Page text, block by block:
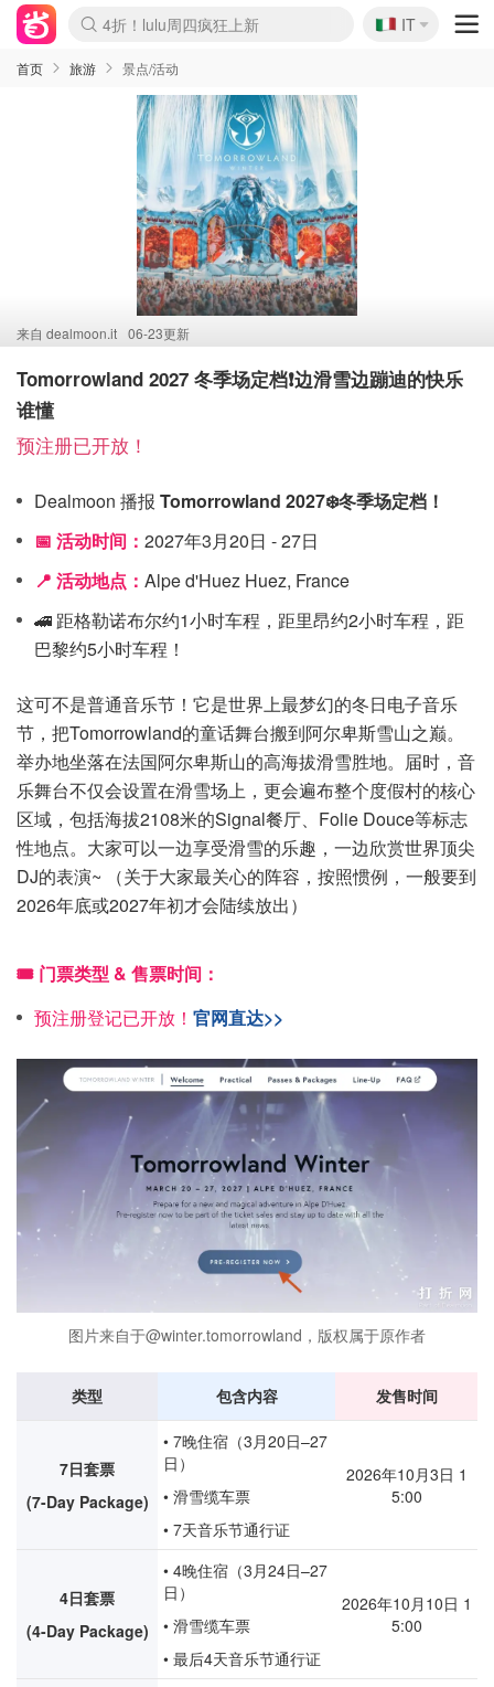
Boticinal 夏促开抢！
4折！lulu周四疯狂上新
速领！Stanley独家85折
Zalando 奥莱闪促！每日更新
🇮🇹
IT
首页 旅游 景点/活动
来自 dealmoon.it 06-23更新
Tomorrowland 2027 冬季场定档❗️边滑雪边蹦迪的快乐
谁懂
预注册已开放！
Dealmoon 播报 Tomorrowland 2027❄️冬季场定档！
📅 活动时间： 2027年3月20日 - 27日
📍 活动地点： Alpe d'Huez Huez, France
🚄 距格勒诺布尔约1小时车程，距里昂约2小时车程，距
巴黎约5小时车程！
这可不是普通音乐节！它是世界上最梦幻的冬日电子音乐
节，把Tomorrowland的童话舞台搬到阿尔卑斯雪山之巅。
举办地坐落在法国阿尔卑斯山的高海拔滑雪胜地。届时，音
乐舞台不仅会设置在滑雪场上，更会遍布整个度假村的核心
区域，包括海拔2108米的Signal餐厅、Folie Douce等标志
性地点。大家可以一边享受滑雪的乐趣，一边欣赏世界顶尖
DJ的表演~ （关于大家最关心的阵容，按照惯例，一般要到
2026年底或2027年初才会陆续放出）
🎟️ 门票类型 & 售票时间：
预注册登记已开放！ 官网直达>>
图片来自于@winter.tomorrowland，版权属于原作者
类型 包含内容 发售时间
7日套票
(7-Day Package)
• 7晚住宿（3月20日–27
日）
• 滑雪缆车票
• 7天音乐节通行证
2026年10月3日 1
5:00
4日套票
(4-Day Package)
• 4晚住宿（3月24日–27
日）
• 滑雪缆车票
• 最后4天音乐节通行证
2026年10月10日 1
5:00